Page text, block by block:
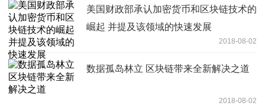
美国财政部承认加密货币和区块链技术的
崛起 并提及该领域的快速发展
2018-08-02
数据孤岛林立 区块链带来全新解决之道
2018-08-02